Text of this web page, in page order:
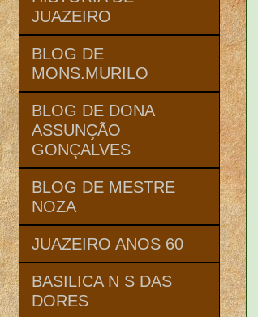
JUAZEIRO
BLOG DE
MONS.MURILO
BLOG DE DONA
ASSUNÇÃO
GONÇALVES
BLOG DE MESTRE
NOZA
JUAZEIRO ANOS 60
BASILICA N S DAS
DORES